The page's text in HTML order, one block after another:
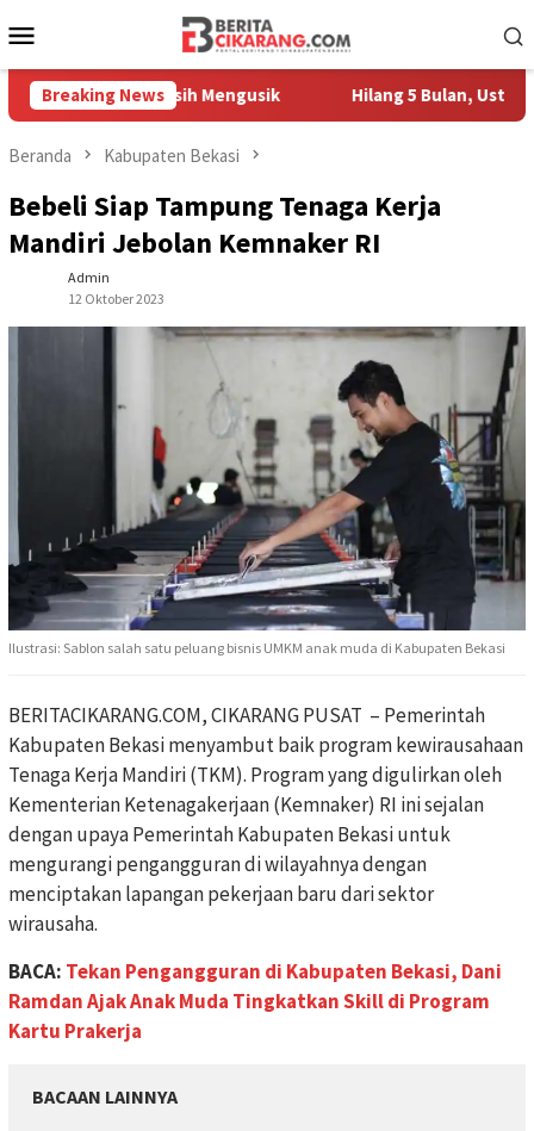
ke
Mobile
Breaking News
Masih Mengusik Hilang 5 Bulan, Ustadz Ujang
Beranda Kabupaten Bekasi
Bebeli Siap Tampung Tenaga Kerja
Mandiri Jebolan Kemnaker RI
Admin
12 Oktober 2023
Ilustrasi: Sablon salah satu peluang bisnis UMKM anak muda di Kabupaten Bekasi
BERITACIKARANG.COM, CIKARANG PUSAT – Pemerintah
Kabupaten Bekasi menyambut baik program kewirausahaan
Tenaga Kerja Mandiri (TKM). Program yang digulirkan oleh
Kementerian Ketenagakerjaan (Kemnaker) RI ini sejalan
dengan upaya Pemerintah Kabupaten Bekasi untuk
mengurangi pengangguran di wilayahnya dengan
menciptakan lapangan pekerjaan baru dari sektor
wirausaha.
BACA: Tekan Pengangguran di Kabupaten Bekasi, Dani
Ramdan Ajak Anak Muda Tingkatkan Skill di Program
Kartu Prakerja
BACAAN LAINNYA